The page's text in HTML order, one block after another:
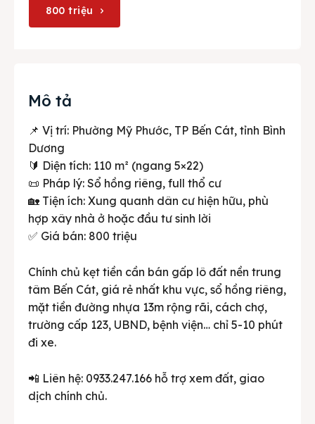
800 triệu
Mô tả
📌 Vị trí: Phường Mỹ Phước, TP Bến Cát, tỉnh Bình
Dương
🔰 Diện tích: 110 m² (ngang 5×22)
📜 Pháp lý: Sổ hồng riêng, full thổ cư
🏡 Tiện ích: Xung quanh dân cư hiện hữu, phù
hợp xây nhà ở hoặc đầu tư sinh lời
✅ Giá bán: 800 triệu
Chính chủ kẹt tiền cần bán gấp lô đất nền trung
tâm Bến Cát, giá rẻ nhất khu vực, sổ hồng riêng,
mặt tiền đường nhựa 13m rộng rãi, cách chợ,
trường cấp 123, UBND, bệnh viện… chỉ 5-10 phút
đi xe.
📲 Liên hệ: 0933.247.166 hỗ trợ xem đất, giao
dịch chính chủ.